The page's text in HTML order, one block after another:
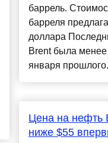
баррель.
барреля
доллара
Brent была
января
Цена на нефть
ниже $55